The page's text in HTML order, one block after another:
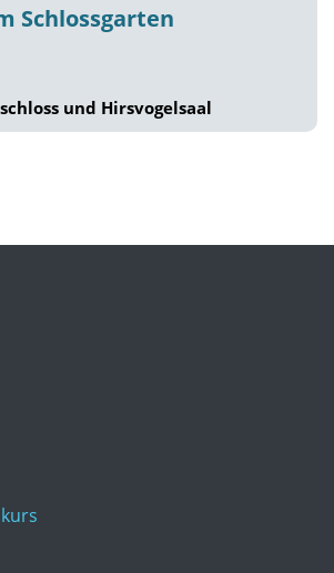
Schlossgarten
und Hirsvogelsaal